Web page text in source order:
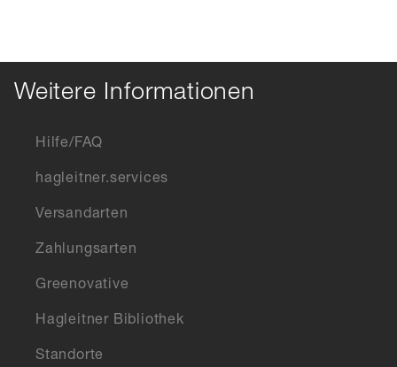
Weitere Informationen
Hilfe/FAQ
hagleitner.services
Versandarten
Zahlungsarten
Greenovative
Hagleitner Bibliothek
Standorte